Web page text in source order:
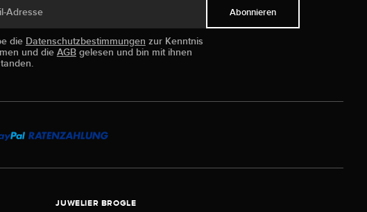
Adresse
die Datenschutzbestimmungen zur Kenntnis
und die AGBgelesen und bin mit ihnen
Abonnieren
JUWELIER BROGLE